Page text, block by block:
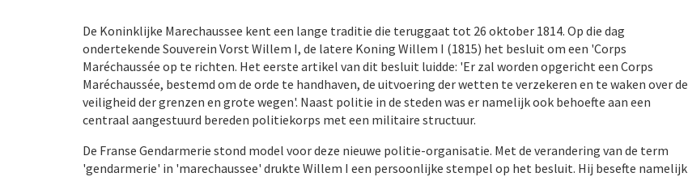
De Koninklijke Marechaussee kent een lange traditie die teruggaat tot 26 oktober 1814. Op die dag
ondertekende Souverein Vorst Willem I, de latere Koning Willem I (1815) het besluit om een 'Corps
Maréchaussée op te richten. Het eerste artikel van dit besluit luidde: 'Er zal worden opgericht een Corps
Maréchaussée, bestemd om de orde te handhaven, de uitvoering der wetten te verzekeren en te waken over de
veiligheid der grenzen en grote wegen'. Naast politie in de steden was er namelijk ook behoefte aan een
centraal aangestuurd bereden politiekorps met een militaire structuur.
De Franse Gendarmerie stond model voor deze nieuwe politie-organisatie. Met de verandering van de term
'gendarmerie' in 'marechaussee' drukte Willem I een persoonlijke stempel op het besluit. Hij besefte namelijk